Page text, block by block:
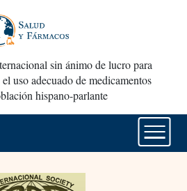
sin ánimo de lucro para
uso adecuado de medicamentos
hispano-parlante